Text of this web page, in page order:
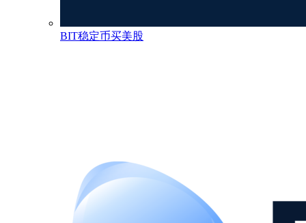
BIT稳定币买美股